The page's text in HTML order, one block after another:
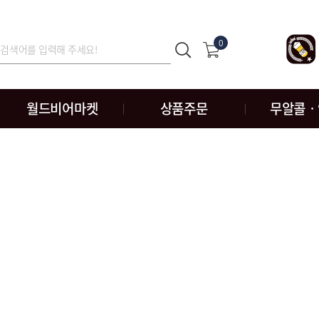
0
월드비어마켓 상품주문 무알콜